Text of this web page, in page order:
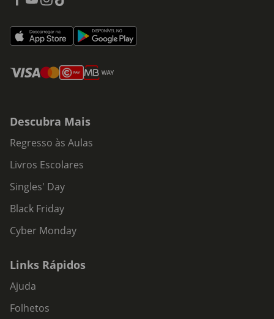
Descubra Mais
Regresso às Aulas
Livros Escolares
Singles' Day
Black Friday
Cyber Monday
Links Rápidos
Ajuda
Folhetos